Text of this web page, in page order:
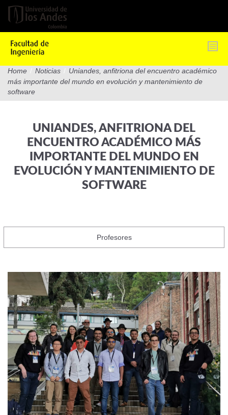
Pasar
contenido
Home / Noticias / Uniandes, anfitriona del encuentro académico
más importante del mundo en evolución y mantenimiento de
software
UNIANDES, ANFITRIONA DEL
ENCUENTRO ACADÉMICO MÁS
IMPORTANTE DEL MUNDO EN
EVOLUCIÓN Y MANTENIMIENTO DE
SOFTWARE
Profesores